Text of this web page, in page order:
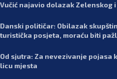
Vučić najavio dolazak Zelenskog
Danski političar: Obilazak
turistička posjeta, moraću biti
Od sjutra: Za nevezivanje pojasa
licu mjesta